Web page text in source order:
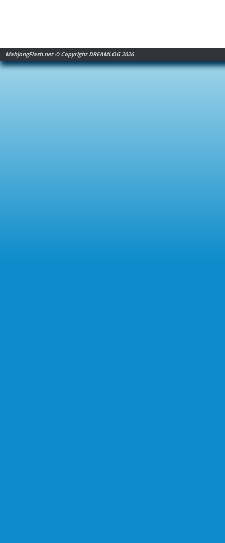
MahjongFlash.net © Copyright DREAMLOG 2026